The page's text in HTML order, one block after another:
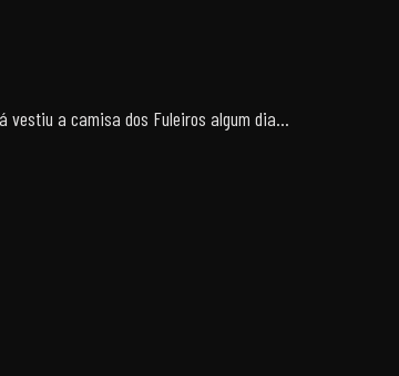
vestiu a camisa dos Fuleiros algum dia…